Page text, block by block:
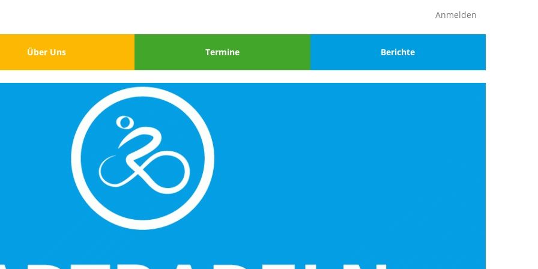
Anmelden
Über Uns
3
Termine
4
Berichte